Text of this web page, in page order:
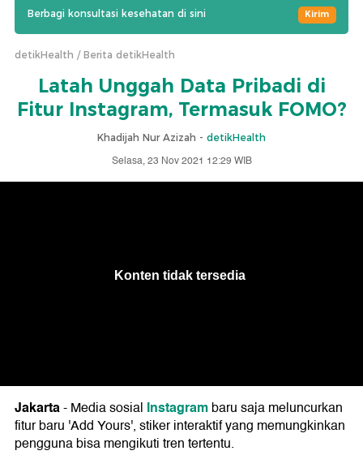
Berbagi konsultasi kesehatan di sini Kirim
detikHealth Berita detikHealth
Latah Unggah Data Pribadi di
Fitur Instagram, Termasuk FOMO?
Khadijah Nur Azizah - detikHealth
Selasa, 23 Nov 2021 12:29 WIB
Jakarta-Media sosial Instagrambaru saja meluncurkan
fitur baru 'Add Yours', stiker interaktif yang memungkinkan
pengguna bisa mengikuti tren tertentu.